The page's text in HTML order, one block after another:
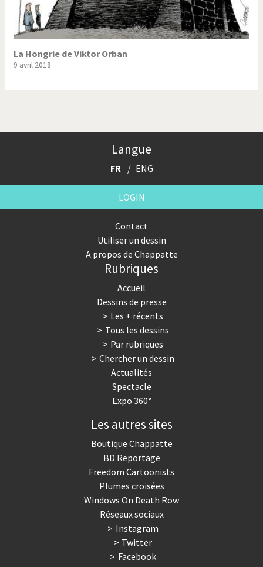
La Hongrie de Viktor Orban
9 avril 2018
Langue
FR ENG
LOGIN
Contact
Utiliser un dessin
A propos de Chappatte
Rubriques
Accueil
Dessins de presse
Les + récents
Tous les dessins
Par rubriques
Chercher un dessin
Actualités
Spectacle
Expo 360°
Les autres sites
Boutique Chappatte
BD Reportage
Freedom Cartoonists
Plumes croisées
Windows On Death Row
Réseaux sociaux
Instagram
Twitter
Facebook